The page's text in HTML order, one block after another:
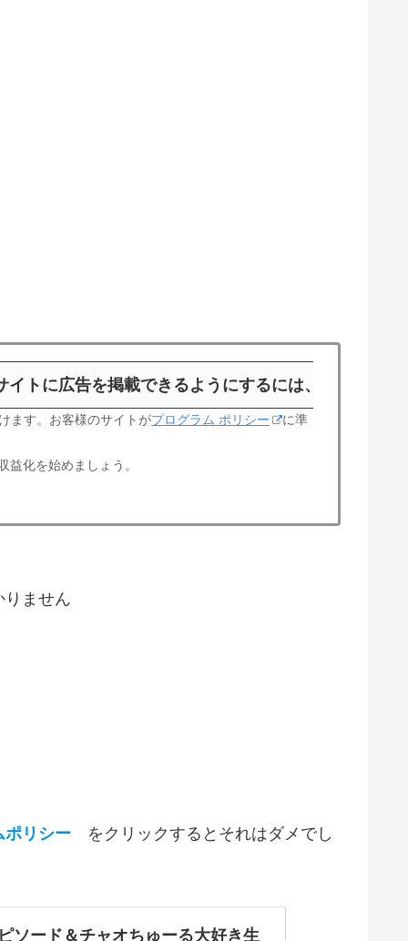
トに広告を掲載できるようにするには、いくつか
ます。お客様のサイトがプログラム ポリシー
に準
化を始めましょう。
りません
リシー をクリックするとそれはダメでし
ソード＆チャオちゅーる大好き生